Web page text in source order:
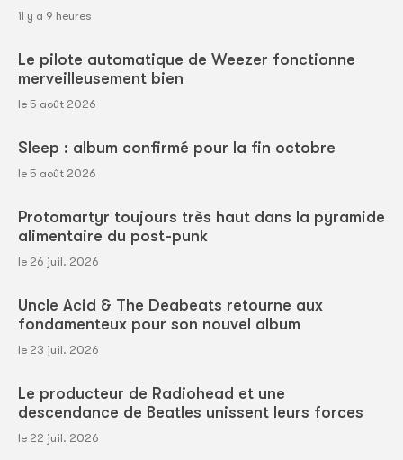
il y a 9 heures
Le pilote automatique de Weezer fonctionne
merveilleusement bien
le 5 août 2026
Sleep : album confirmé pour la fin octobre
le 5 août 2026
Protomartyr toujours très haut dans la pyramide
alimentaire du post-punk
le 26 juil. 2026
Uncle Acid & The Deabeats retourne aux
fondamenteux pour son nouvel album
le 23 juil. 2026
Le producteur de Radiohead et une
descendance de Beatles unissent leurs forces
le 22 juil. 2026